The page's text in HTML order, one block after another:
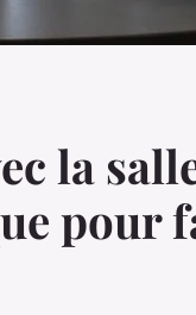
la
pour